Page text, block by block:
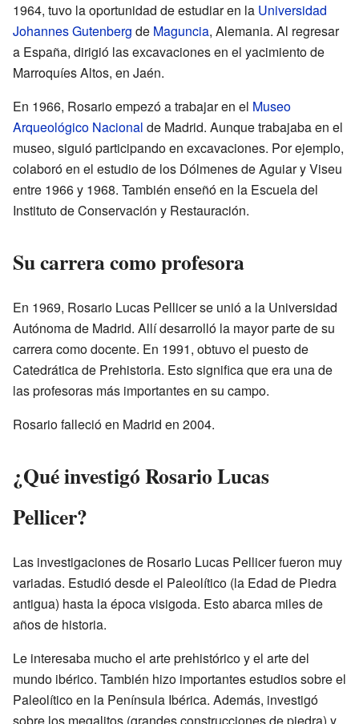
1964, tuvo la oportunidad de estudiar en la Universidad
Johannes Gutenberg de Maguncia, Alemania. Al regresar
a España, dirigió las excavaciones en el yacimiento de
Marroquíes Altos, en Jaén.
En 1966, Rosario empezó a trabajar en el Museo
Arqueológico Nacional de Madrid. Aunque trabajaba en el
museo, siguió participando en excavaciones. Por ejemplo,
colaboró en el estudio de los Dólmenes de Aguiar y Viseu
entre 1966 y 1968. También enseñó en la Escuela del
Instituto de Conservación y Restauración.
Su carrera como profesora
En 1969, Rosario Lucas Pellicer se unió a la Universidad
Autónoma de Madrid. Allí desarrolló la mayor parte de su
carrera como docente. En 1991, obtuvo el puesto de
Catedrática de Prehistoria. Esto significa que era una de
las profesoras más importantes en su campo.
Rosario falleció en Madrid en 2004.
¿Qué investigó Rosario Lucas
Pellicer?
Las investigaciones de Rosario Lucas Pellicer fueron muy
variadas. Estudió desde el Paleolítico (la Edad de Piedra
antigua) hasta la época visigoda. Esto abarca miles de
años de historia.
Le interesaba mucho el arte prehistórico y el arte del
mundo ibérico. También hizo importantes estudios sobre el
Paleolítico en la Península Ibérica. Además, investigó